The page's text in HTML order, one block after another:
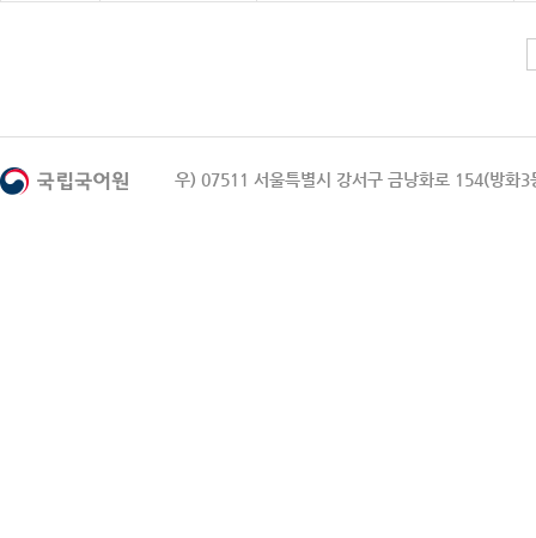
우) 07511 서울특별시 강서구 금낭화로 154(방화3